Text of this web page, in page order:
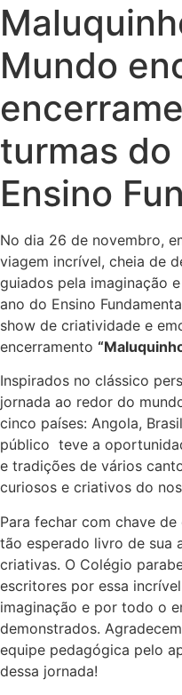
Mundo
turmas do
Ensino
No dia 26 de novembro,
viagem incrível, cheia de
guiados pela imaginação
ano do Ensino
show de criatividade e
encerramento
Inspirados no clássico
jornada ao redor do
cinco países: Angola,
público teve a
e tradições de vários
curiosos e criativos do
Para fechar com chave
tão esperado livro de sua
criativas. O Colégio
escritores por essa
imaginação e por todo o
demonstrados.
equipe pedagógica pelo
dessa jornada!